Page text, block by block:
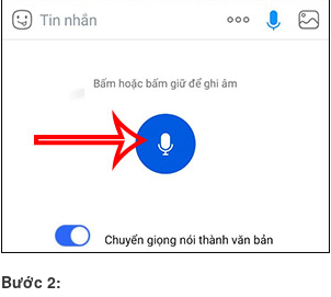
Bước 2: